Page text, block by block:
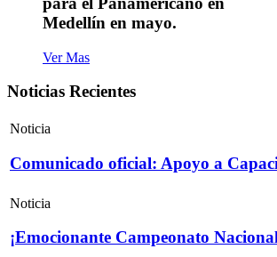
Medellín en mayo.
Ver Mas
Noticias Recientes
Noticia
Comunicado oficial: Apoyo a
Noticia
¡Emocionante Campeonato